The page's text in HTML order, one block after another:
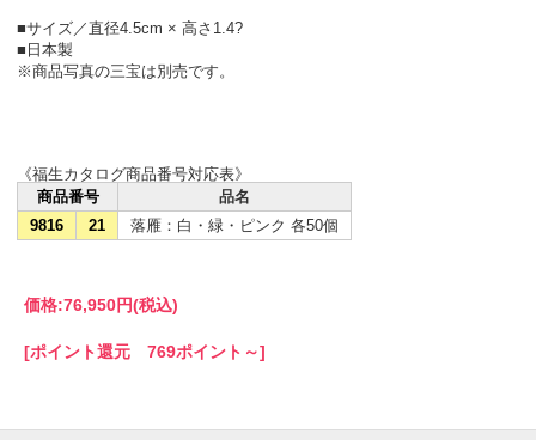
■サイズ／直径4.5cm × 高さ1.4?
■日本製
※商品写真の三宝は別売です。
《福生カタログ商品番号対応表》
商品番号
品名
9816
21 落雁：白・緑・ピンク 各50個
価格:76,950円(税込)
[ポイント還元 769ポイント～]